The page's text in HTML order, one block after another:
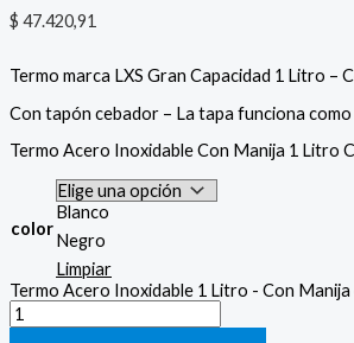
$ 47.420,91
Termo marca LXS Gran Capacidad 1 Litro –
Con tapón cebador – La tapa funciona
Termo Acero Inoxidable Con Manija 1 Litro
color
Blanco
Negro
Limpiar
Termo Acero Inoxidable 1 Litro - Con Manija